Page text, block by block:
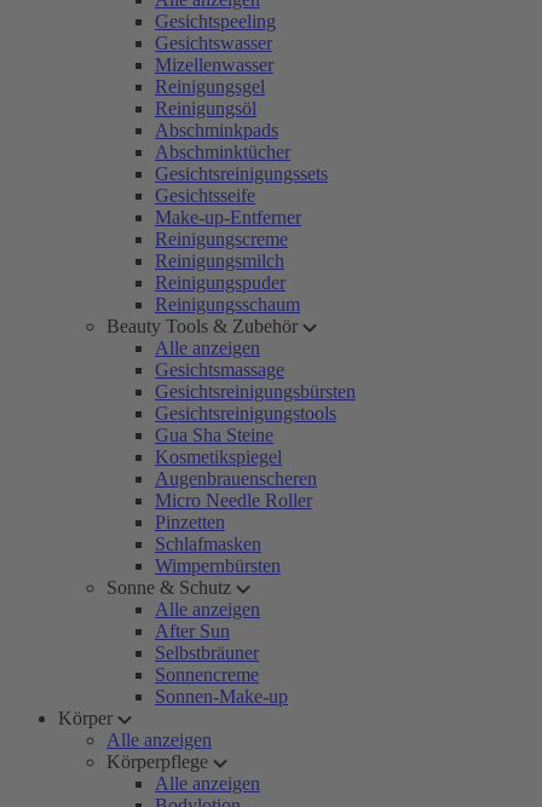
Gesichtspeeling
Gesichtswasser
Mizellenwasser
Reinigungsgel
Reinigungsöl
Abschminkpads
Abschminktücher
Gesichtsreinigungssets
Gesichtsseife
Make-up-Entferner
Reinigungscreme
Reinigungsmilch
Reinigungspuder
Reinigungsschaum
Beauty Tools & Zubehör
Alle anzeigen
Gesichtsmassage
Gesichtsreinigungsbürsten
Gesichtsreinigungstools
Gua Sha Steine
Kosmetikspiegel
Augenbrauenscheren
Micro Needle Roller
Pinzetten
Schlafmasken
Wimpernbürsten
Sonne & Schutz
Alle anzeigen
After Sun
Selbstbräuner
Sonnencreme
Sonnen-Make-up
Körper
Alle anzeigen
Körperpflege
Alle anzeigen